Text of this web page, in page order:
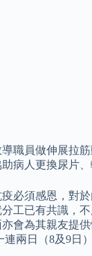
職員做伸展拉
病人更換尿片
必須感恩，對
工已有共識，
會為其親友提
兩日（8及9日